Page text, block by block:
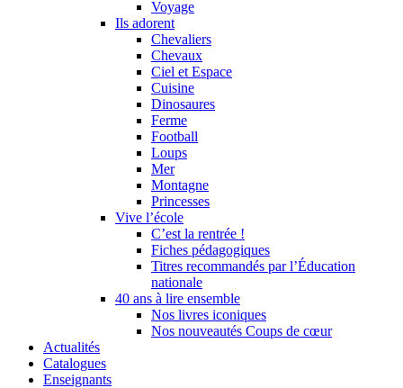
Voyage
Ils adorent
Chevaliers
Chevaux
Ciel et Espace
Cuisine
Dinosaures
Ferme
Football
Loups
Mer
Montagne
Princesses
Vive l’école
C’est la rentrée !
Fiches pédagogiques
Titres recommandés par l’Éducation
nationale
40 ans à lire ensemble
Nos livres iconiques
Nos nouveautés Coups de cœur
Actualités
Catalogues
Enseignants